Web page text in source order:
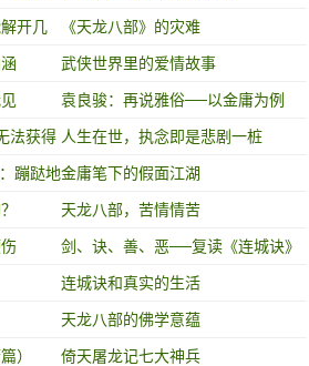
开几
《天龙八部》的灾难
武侠世界里的爱情故事
袁良骏：再说雅俗──以金庸为例
法获得 人生在世，执念即是悲剧一桩
蹦跶地金庸笔下的假面江湖
天龙八部，苦情情苦
剑、诀、善、恶──复读《连城诀》
连城诀和真实的生活
天龙八部的佛学意蕴
） 倚天屠龙记七大神兵